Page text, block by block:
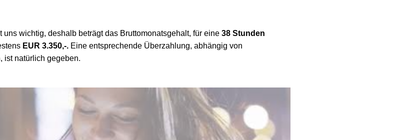
uns wichtig, deshalb beträgt das Bruttomonatsgehalt, für eine 38 Stunden
EUR 3.350,-. Eine entsprechende Überzahlung, abhängig von
ist natürlich gegeben.